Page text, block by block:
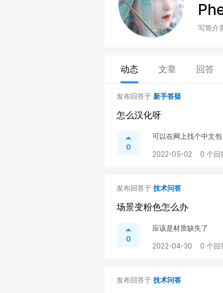
写简介
动态 文章 回答
发布回答于 新手答疑
怎么汉化呀
0
可以在网上找个中文包
2022-05-02 0 个回
发布回答于 技术问答
场景变粉色怎么办
0
应该是材质缺失了
2022-04-30 0 个回
发布回答于 技术问答